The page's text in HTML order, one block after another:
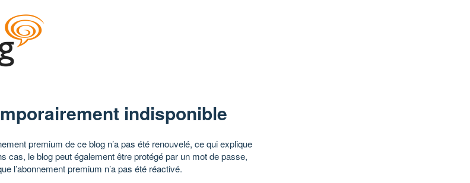
indisponible
premium de ce blog n’a pas été renouvelé, ce qui explique
cas, le blog peut également être protégé par un mot de passe,
l’abonnement premium n’a pas été réactivé.